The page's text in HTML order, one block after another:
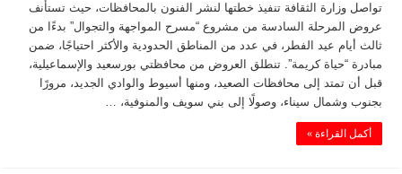
تواصل وزارة الثقافة تنفيذ خطتها لنشر الفنون بالمحافظات، حيث تستأنف
عروض المرحلة السادسة من مشروع “مسرح المواجهة والتجوال” بدءًا من
ثالث أيام عيد الفطر، في عدد من المناطق الحدودية والأكثر احتياجًا، ضمن
مبادرة “حياة كريمة”. تنطلق العروض من محافظتي بورسعيد والإسماعيلية،
قبل أن تمتد إلى محافظات الصعيد، ومنها أسيوط والوادي الجديد، مرورًا
بجنوب وشمال سيناء، وصولًا إلى بني سويف والمنوفية، …
أكمل القراءة »